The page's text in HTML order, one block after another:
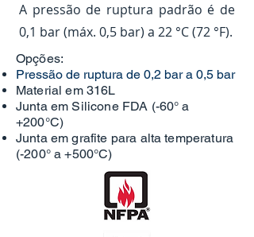
A pressão de ruptura padrão é de
0,1 bar (máx. 0,5 bar) a 22 °C (72 °F).
Opções:
Pressão de ruptura de 0,2 bar a 0,5 bar
Material em 316L
Junta em Silicone FDA (-60°a
+200°C)
Junta em grafite para alta temperatura
(-200° a +500°C)